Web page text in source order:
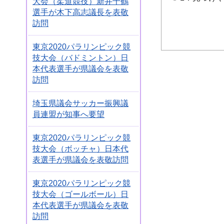
選手が木下高志議長を表敬
訪問
東京2020パラリンピック競
技大会（バドミントン）日
本代表選手が県議会を表敬
訪問
埼玉県議会サッカー振興議
員連盟が知事へ要望
東京2020パラリンピック競
技大会（ボッチャ）日本代
表選手が県議会を表敬訪問
東京2020パラリンピック競
技大会（ゴールボール）日
本代表選手が県議会を表敬
訪問